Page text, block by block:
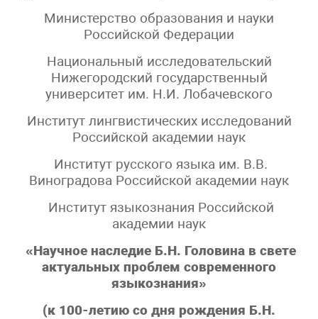
Министерство образования и науки
Российской Федерации
Национальный исследовательский
Нижегородский государственный
университет им. Н.И. Лобачевского
Институт лингвистических исследований
Российской академии наук
Институт русского языка им. В.В.
Виноградова Российской академии наук
Институт языкознания Российской
академии наук
«Научное наследие Б.Н. Головина в свете
актуальных проблем современного
языкознания»
(к 100-летию со дня рождения Б.Н.